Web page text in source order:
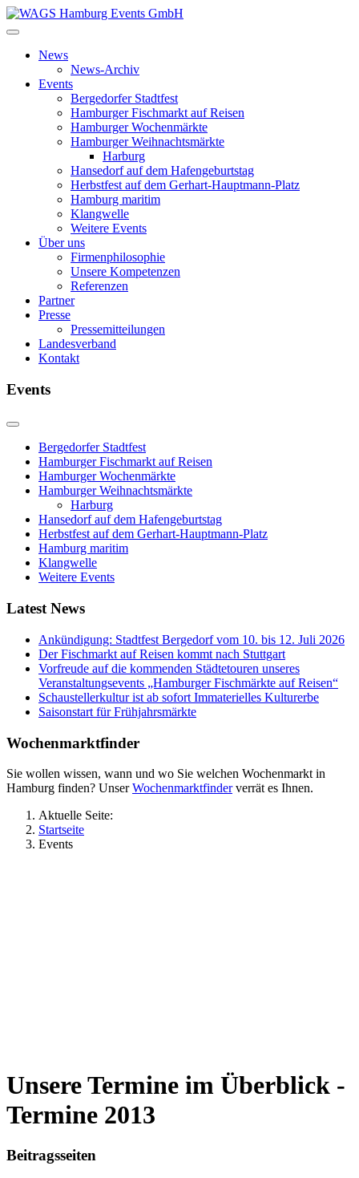
News
News-Archiv
Events
Bergedorfer Stadtfest
Hamburger Fischmarkt auf Reisen
Hamburger Wochenmärkte
Hamburger Weihnachtsmärkte
Harburg
Hansedorf auf dem Hafengeburtstag
Herbstfest auf dem Gerhart-Hauptmann-Platz
Hamburg maritim
Klangwelle
Weitere Events
Über uns
Firmenphilosophie
Unsere Kompetenzen
Referenzen
Partner
Presse
Pressemitteilungen
Landesverband
Kontakt
Events
Bergedorfer Stadtfest
Hamburger Fischmarkt auf Reisen
Hamburger Wochenmärkte
Hamburger Weihnachtsmärkte
Harburg
Hansedorf auf dem Hafengeburtstag
Herbstfest auf dem Gerhart-Hauptmann-Platz
Hamburg maritim
Klangwelle
Weitere Events
Latest News
Ankündigung: Stadtfest Bergedorf vom 10. bis 12. Juli 2026
Der Fischmarkt auf Reisen kommt nach Stuttgart
Vorfreude auf die kommenden Städtetouren unseres
Veranstaltungsevents „Hamburger Fischmärkte auf Reisen“
Schaustellerkultur ist ab sofort Immaterielles Kulturerbe
Saisonstart für Frühjahrsmärkte
Wochenmarktfinder
Sie wollen wissen, wann und wo Sie welchen Wochenmarkt in
Hamburg finden? UnserWochenmarktfinderverrät es Ihnen.
Aktuelle Seite:
Startseite
Events
Unsere Termine im Überblick -
Termine 2013
Beitragsseiten